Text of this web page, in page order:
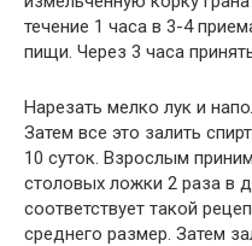
течение 1 часа в 3-4
пищи. Через 3 часа
Нарезать мелко лук и
Затем все это залить
10 суток. Взрослым
столовых ложки 2 раза в
соответствует такой
среднего размер. Затем